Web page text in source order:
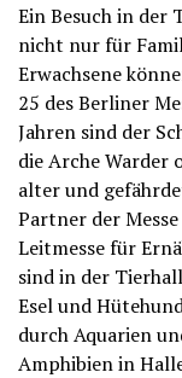
Ein Besuch in der
nicht nur für
Erwachsene
25 des Berliner
Jahren sind der
die Arche Warder
alter und
Partner der
Leitmesse für
sind in der
Esel und
durch Aquarien
Amphibien in